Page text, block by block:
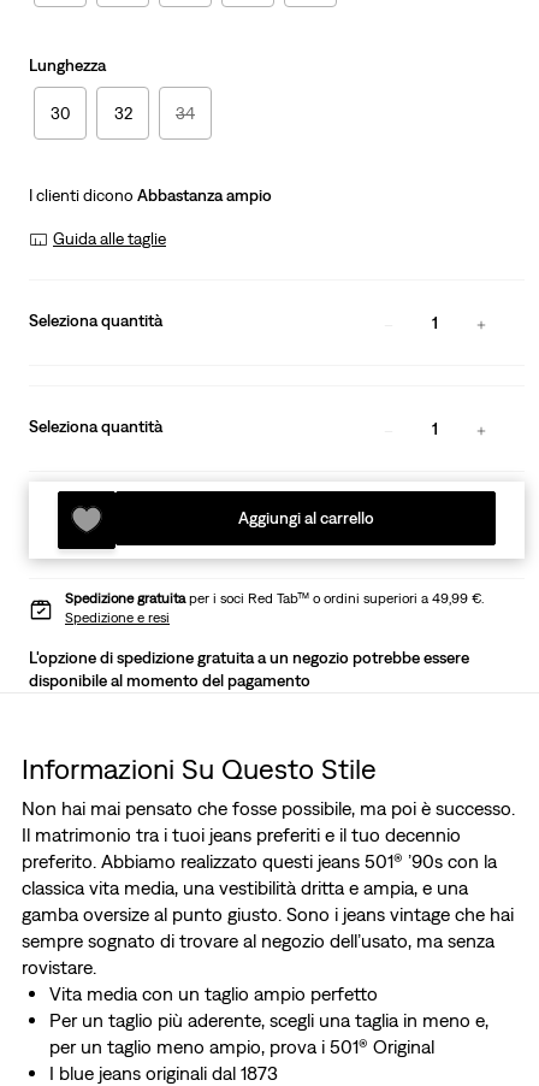
Lunghezza
30 32 34
I clienti dicono Abbastanza ampio
Guida alle taglie
Seleziona quantità 1
Seleziona quantità 1
Aggiungi al carrello
Spedizione gratuitaper i soci Red Tab™ o ordini superiori a 49,99 €.
Spedizione e resi
L'opzione di spedizione gratuita a un negozio potrebbe essere
disponibile al momento del pagamento
Informazioni Su Questo Stile
Non hai mai pensato che fosse possibile, ma poi è successo.
Il matrimonio tra i tuoi jeans preferiti e il tuo decennio
preferito. Abbiamo realizzato questi jeans 501® ’90s con la
classica vita media, una vestibilità dritta e ampia, e una
gamba oversize al punto giusto. Sono i jeans vintage che hai
sempre sognato di trovare al negozio dell’usato, ma senza
rovistare.
Vita media con un taglio ampio perfetto
Per un taglio più aderente, scegli una taglia in meno e,
per un taglio meno ampio, prova i 501® Original
I blue jeans originali dal 1873